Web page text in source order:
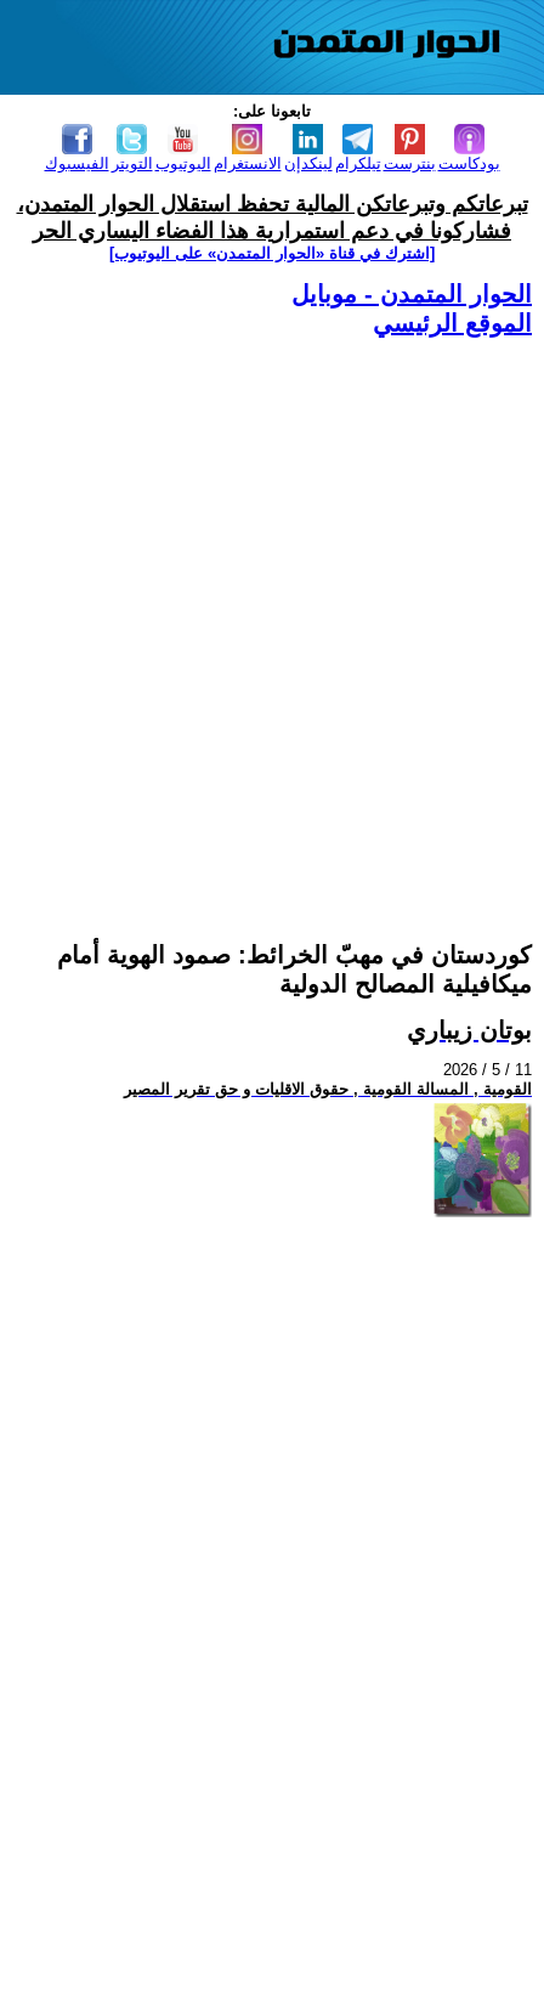
تابعونا على:
الفيسبوك التويتر اليوتيوب الانستغرام لينكدإن تيلكرامبنترست بودكاست
تبرعاتكم وتبرعاتكن المالية تحفظ استقلال الحوار المتمدن،
فشاركونا في دعم استمرارية هذا الفضاء اليساري الحر
[اشترك في قناة ‫«الحوار المتمدن» على اليوتيوب]
الحوار المتمدن - موبايل
الموقع الرئيسي
كوردستان في مهبّ الخرائط: صمود الهوية أمام
ميكافيلية المصالح الدولية
بوتان زيباري
2026 / 5 / 11
القومية , المسالة القومية , حقوق الاقليات و حق تقرير المصير